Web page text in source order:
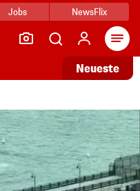
Jobs NewsFlix
Neueste